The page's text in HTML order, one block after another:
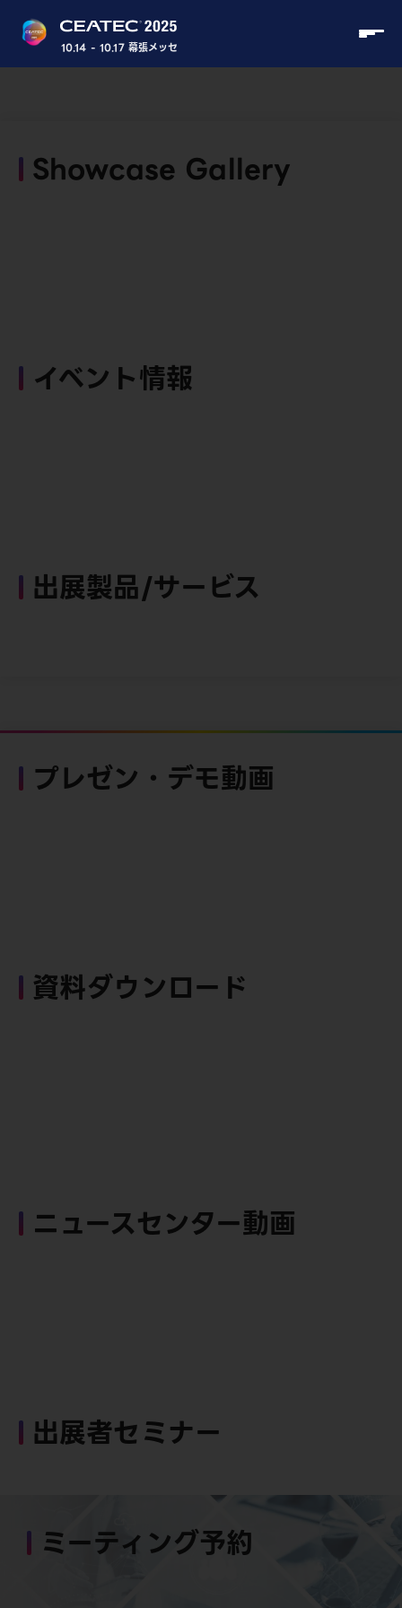
10.14 - 10.17 幕張メッセ
Showcase Gallery
イベント情報
出展製品/サービス
プレゼン・デモ動画
資料ダウンロード
ニュースセンター動画
出展者セミナー
ミーティング予約